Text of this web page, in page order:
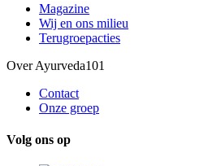
Magazine
Wij en ons milieu
Terugroepacties
Over Ayurveda101
Contact
Onze groep
Volg ons op